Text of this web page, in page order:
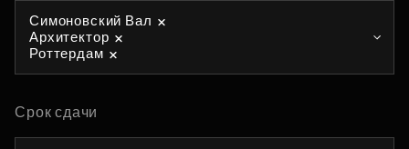
Симоновский Вал
Архитектор
Роттердам
Срок сдачи